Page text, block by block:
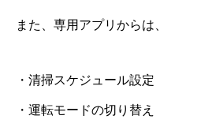
また、専用アプリからは、
・清掃スケジュール設定
・運転モードの切り替え